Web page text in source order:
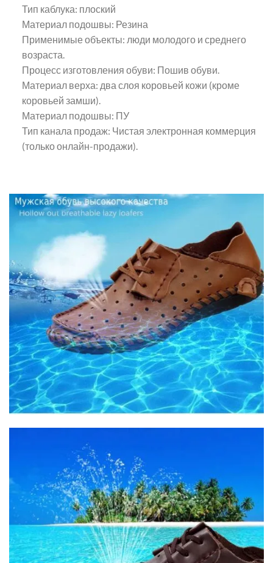
Тип каблука: плоский
Материал подошвы: Резина
Применимые объекты: люди молодого и среднего
возраста.
Процесс изготовления обуви: Пошив обуви.
Материал верха: два слоя коровьей кожи (кроме
коровьей замши).
Материал подошвы: ПУ
Тип канала продаж: Чистая электронная коммерция
(только онлайн-продажи).